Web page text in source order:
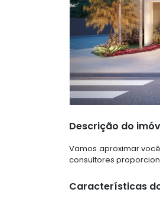
Descrição do
Vamos aproximar
consultores
Características